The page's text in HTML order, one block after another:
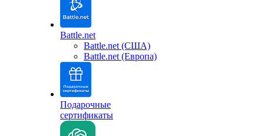
Battle.net
Battle.net (США)
Battle.net (Европа)
Подарочные
сертификаты